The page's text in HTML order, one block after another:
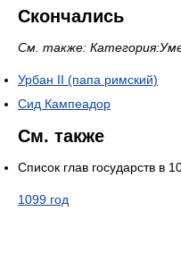
Скончались
См. также:
Урбан II (папа римский)
Сид Кампеадор
См. также
Список глав государств в
1099 год